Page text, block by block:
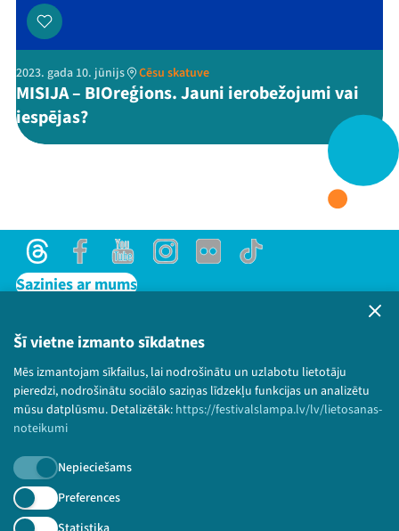
Šī vietne izmanto sīkdatnes
Mēs izmantojam sīkfailus, lai nodrošinātu un uzlabotu lietotāju
pieredzi, nodrošinātu sociālo saziņas līdzekļu funkcijas un analizētu
mūsu datplūsmu. Detalizētāk: https://festivalslampa.lv/lv/lietosanas-
noteikumi
Nepieciešams
Preferences
ThreadsFacebookYoutube
X Instagram
Flick TikTok
2023. gada 10. jūnijs Cēsu skatuve
MISIJA – BIOreģions. Jauni ierobežojumi vai
iespējas?
ThreadsFacebookYoutubeInstagram
Flick TikTok
Sazinies ar mums
Lietošanas noteikumi un sīkdatņu politika
Bērnu aizsardzības politika
© 2026 Sarunu festivāls LAMPA Visas tiesības
paturētas.
Piesakies jaunumiem!